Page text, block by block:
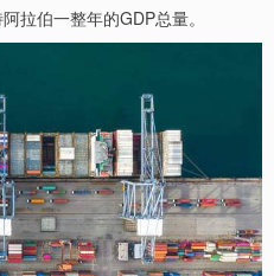
拉伯一整年的GDP总量。